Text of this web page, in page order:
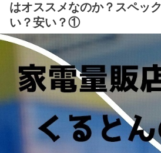
はオススメなのか？スペッ
い？安い？①